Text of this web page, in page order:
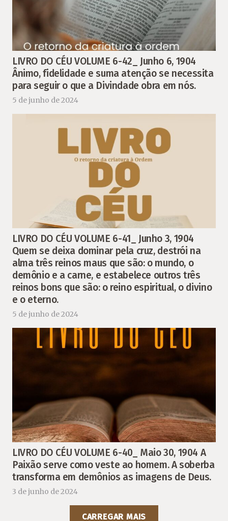
LIVRO DO CÉU VOLUME 6-42_ Junho 6, 1904
Ânimo, fidelidade e suma atenção se necessita
para seguir o que a Divindade obra em nós.
5 de junho de 2024
LIVRO DO CÉU VOLUME 6-41_ Junho 3, 1904
Quem se deixa dominar pela cruz, destrói na
alma três reinos maus que são: o mundo, o
demônio e a carne, e estabelece outros três
reinos bons que são: o reino espiritual, o divino
e o eterno.
5 de junho de 2024
LIVRO DO CÉU VOLUME 6-40_ Maio 30, 1904 A
Paixão serve como veste ao homem. A soberba
transforma em demônios as imagens de Deus.
3 de junho de 2024
CARREGAR MAIS